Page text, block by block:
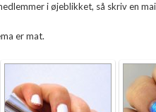
i øjeblikket, så skriv en
er mat.